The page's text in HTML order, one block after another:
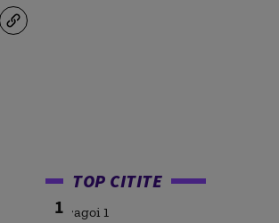
TOP CITITE
1